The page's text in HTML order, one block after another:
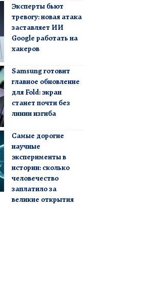
Эксперты бьют
тревогу: новая атака
заставляет ИИ
Google работать на
хакеров
Samsung готовит
главное обновление
для Fold: экран
станет почти без
линии изгиба
Самые дорогие
научные
эксперименты в
истории: сколько
человечество
заплатило за
великие открытия